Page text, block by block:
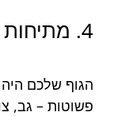
4. מתיחות קצרות (5 דקות)
הגוף שלכם
פשוטות – גב,